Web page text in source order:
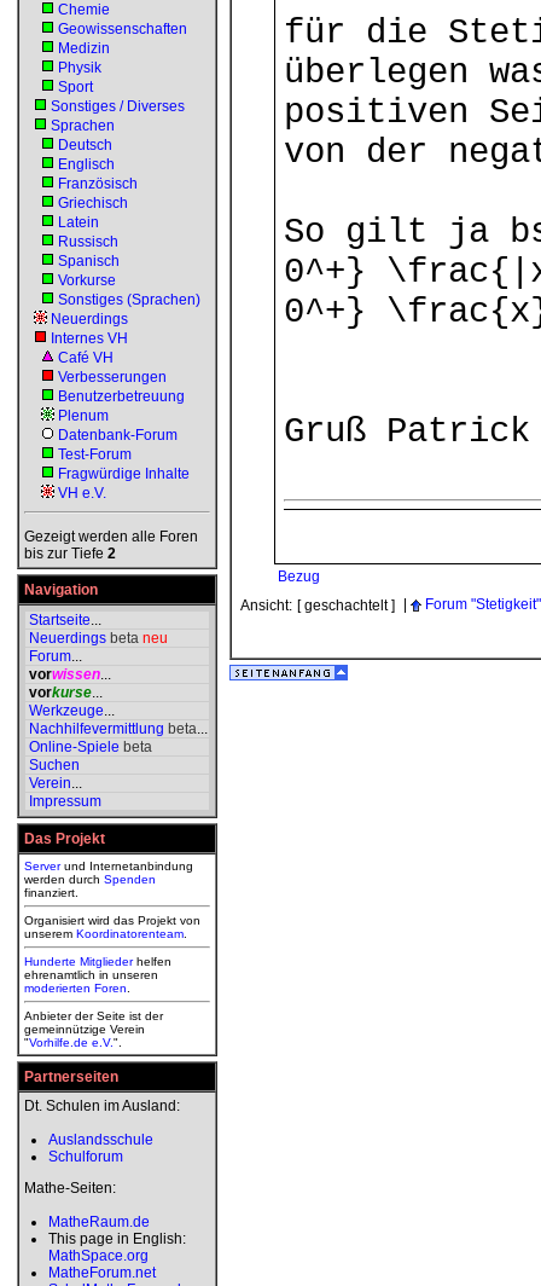
Chemie
Geowissenschaften
Medizin
Physik
Sport
Sonstiges / Diverses
Sprachen
Deutsch
Englisch
Französisch
Griechisch
Latein
Russisch
Spanisch
Vorkurse
Sonstiges (Sprachen)
Neuerdings
Internes VH
Café VH
Verbesserungen
Benutzerbetreuung
Plenum
Datenbank-Forum
Test-Forum
Fragwürdige Inhalte
VH e.V.
Gezeigt werden alle Foren
bis zur Tiefe 2
Navigation
Startseite...
Neuerdings beta neu
Forum...
vorwissen...
vorkurse...
Werkzeuge...
Nachhilfevermittlung beta...
Online-Spiele beta
Suchen
Verein...
Impressum
Das Projekt
Serverund Internetanbindung
werden durch Spenden
finanziert.
Organisiert wird das Projekt von
unserem Koordinatorenteam
Hunderte Mitgliederhelfen
ehrenamtlich in unseren
moderierten Foren
Anbieter der Seite ist der
gemeinnützige Verein
"Vorhilfe.de e.V.".
Partnerseiten
Dt. Schulen im Ausland:
Auslandsschule
Schulforum
Mathe-Seiten:
MatheRaum.de
This page in English:
MathSpace.org
MatheForum.net
für die
überlegen
positiven
von der
So gilt ja
0^+}
0^+}
Gruß Patrick
Bezug
Ansicht: [ geschachtelt ] Forum "Stetigkeit"